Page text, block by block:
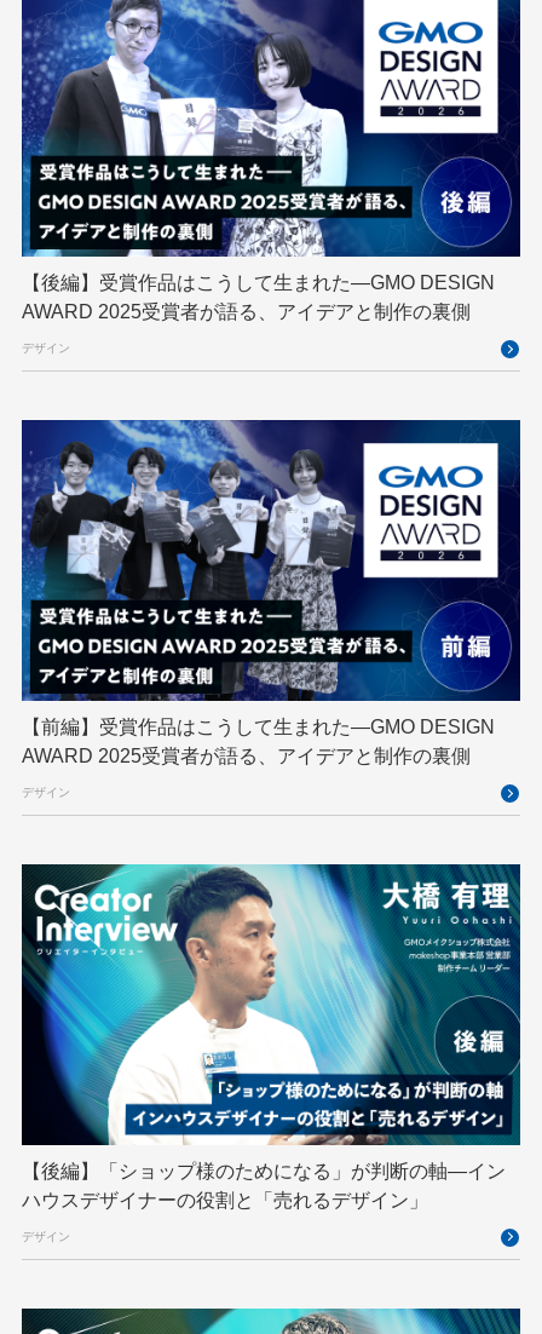
DevSecOpsThon Docker
Engineering Journey expert EXPERT CROSS
GMO AI＆ロボティクス商事 GMO AIR
GMO DESIGN AWARD GMO Developers Day
GMO Developers Night GMO Flatt Security
GMO GPUクラウド GMO Hacking Night
GMO kitaQ GMO SONIC GMOアドパートナーズ
GMOアドマーケティング GMOインターネット
GMOコネクト GMOサイバーセキュリティ byイエラエ
GMOデジキッズ GMOブランドセキュリティ
GMOペイメントゲートウェイ GMOペパボ
GMOメイクショップ GMOメディア GMOロボッツ
GMO大会議 GMO天秤AI Go GPUクラウド
GTB Hack-1グランプリ IETF iOS
Japan Drone
Java JJUG JSAI2026 K8s
Kaigi on Rails
Perl PHP PHPcon PHPerKaigi
Python RFC RPA Ruby
SECCON Selenium Spectrum Tokyo Meetup
splunk SRE Takumi byGMO Terraform
TypeScript UI/UX vibe VLA
VS Code XSS ZTNA
アドベントカレンダー イベントレポート
インターンシップ インハウス お名前.com
クリエイターインタビュー
サイバーセキュリティ サマーインターン スクラム
【後編】受賞作品はこうして生まれた—GMO DESIGN
AWARD 2025受賞者が語る、アイデアと制作の裏側
デザイン
【前編】受賞作品はこうして生まれた—GMO DESIGN
AWARD 2025受賞者が語る、アイデアと制作の裏側
デザイン
【後編】「ショップ様のためになる」が判断の軸―イン
ハウスデザイナーの役割と「売れるデザイン」
デザイン